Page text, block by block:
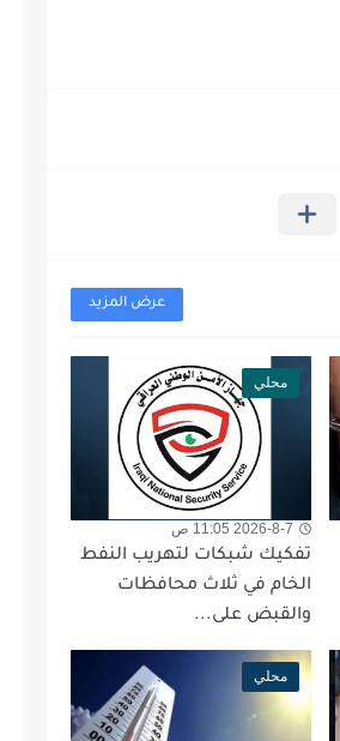
عرض المزيد
محلي
2026-8-7 11:05 ص
تفكيك شبكات لتهريب النفط
الخام في ثلاث محافظات
والقبض على...
محلي